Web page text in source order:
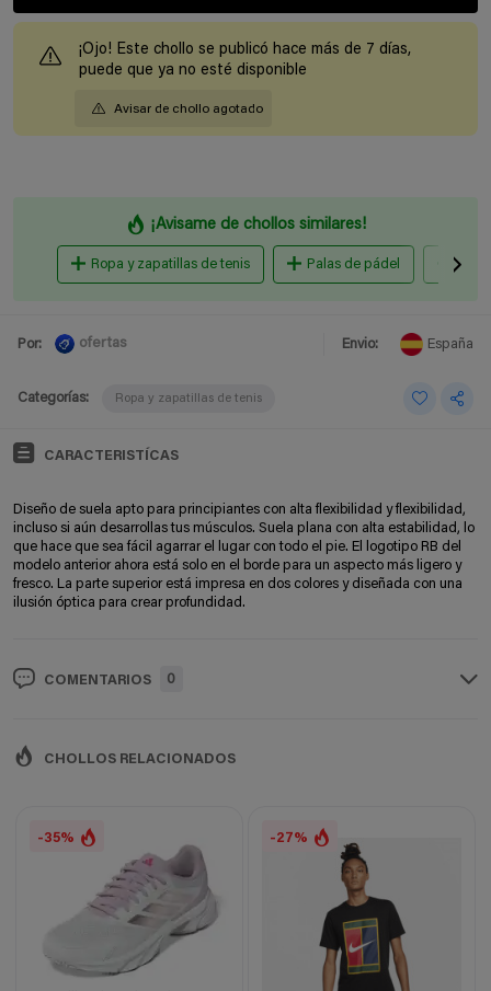
¡Ojo! Este chollo se publicó hace más de 7 días,
puede que ya no esté disponible
Avisar de chollo agotado
¡Avisame de chollos similares!
Ropa y zapatillas de tenis Palas de pádel
Por: ofertas Envio: España
Categorías: Ropa y zapatillas de tenis
CARACTERISTÍCAS
Diseño de suela apto para principiantes con alta flexibilidad y flexibilidad,
incluso si aún desarrollas tus músculos. Suela plana con alta estabilidad, lo
que hace que sea fácil agarrar el lugar con todo el pie. El logotipo RB del
modelo anterior ahora está solo en el borde para un aspecto más ligero y
fresco. La parte superior está impresa en dos colores y diseñada con una
ilusión óptica para crear profundidad.
COMENTARIOS 0
CHOLLOS RELACIONADOS
-35% -27%